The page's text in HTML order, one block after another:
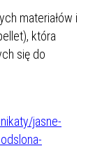
materiałów i
która
się do
jasne-